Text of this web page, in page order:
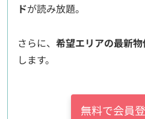
ドが読み放題。
さらに、 希望エリアの最新
します。
無料で会員